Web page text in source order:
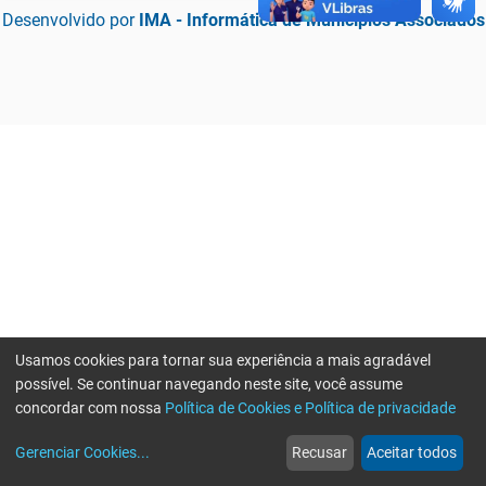
Desenvolvido por IMA - Informática de Municípios Associados
web
Notícias
more_horiz
Mais
Usamos cookies para tornar sua experiência a mais agradável
possível. Se continuar navegando neste site, você assume
concordar com nossa Política de Cookies e Política de privacidade
Gerenciar Cookies... Recusar Aceitar todos
Erro ao enviar informações, por favor tente novamente